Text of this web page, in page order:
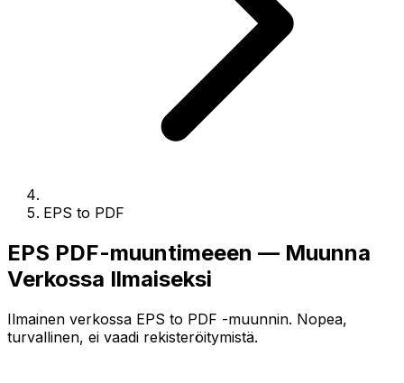
EPS to PDF
EPS PDF-muuntimeeen — Muunna
Verkossa Ilmaiseksi
Ilmainen verkossa EPS to PDF -muunnin. Nopea,
turvallinen, ei vaadi rekisteröitymistä.